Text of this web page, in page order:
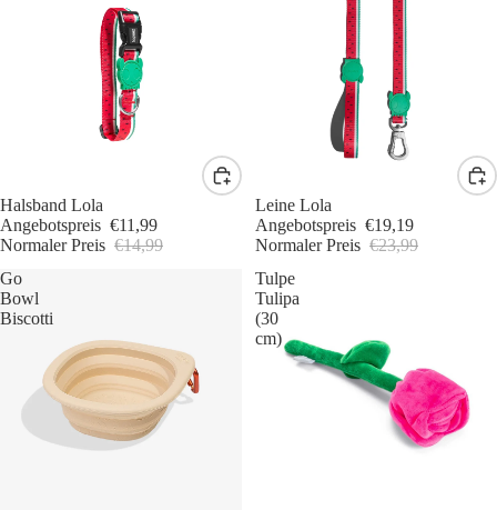
Sale -20%
Halsband Lola
Angebotspreis €11,99
Normaler Preis €14,99
Sale -20%
Leine Lola
Angebotspreis €19,19
Normaler Preis €23,99
Go
Bowl
Biscotti
Tulpe
Tulipa
(30
cm)